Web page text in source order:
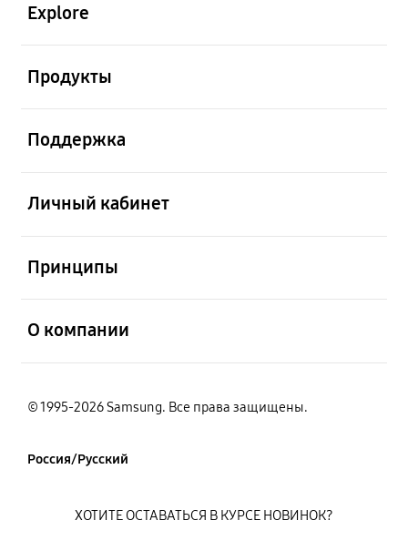
Explore
Продукты
Поддержка
Личный кабинет
Принципы
О компании
© 1995-2026 Samsung. Все права защищены.
Россия/Русский
ХОТИТЕ ОСТАВАТЬСЯ В КУРСЕ НОВИНОК?